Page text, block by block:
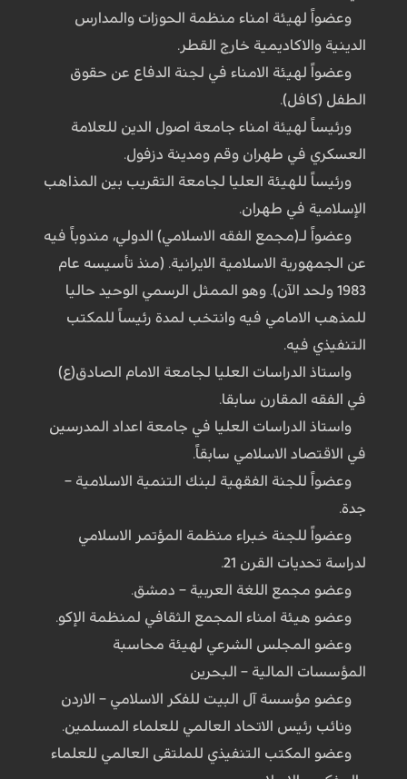
وعضواً لهيئة امناء منظمة الحوزات والمدارس
الدينية والاكاديمية خارج القطر.
وعضواً لهيئة الامناء في لجنة الدفاع عن حقوق
الطفل (كافل).
ورئيساً لهيئة امناء جامعة اصول الدين للعلامة
العسكري في طهران وقم ومدينة دزفول.
ورئيساً للهيئة العليا لجامعة التقريب بين المذاهب
الإسلامية في طهران.
وعضواً لـ(مجمع الفقه الاسلامي) الدولي، مندوباً فيه
عن الجمهورية الاسلامية الايرانية. (منذ تأسيسه عام
1983 ولحد الآن). وهو الممثل الرسمي الوحيد حاليا
للمذهب الامامي فيه وانتخب لمدة رئيساً للمكتب
التنفيذي فيه.
واستاذ الدراسات العليا لجامعة الامام الصادق(ع)
في الفقه المقارن سابقا.
واستاذ الدراسات العليا في جامعة اعداد المدرسين
في الاقتصاد الاسلامي سابقاً.
وعضواً للجنة الفقهية لبنك التنمية الاسلامية –
جدة.
وعضواً للجنة خبراء منظمة المؤتمر الاسلامي
لدراسة تحديات القرن 21.
وعضو مجمع اللغة العربية – دمشق.
وعضو هيئة امناء المجمع الثقافي لمنظمة الإكو.
وعضو المجلس الشرعي لهيئة محاسبة
المؤسسات المالية – البحرين
وعضو مؤسسة آل البيت للفكر الاسلامي – الاردن
ونائب رئيس الاتحاد العالمي للعلماء المسلمين.
وعضو المكتب التنفيذي للملتقى العالمي للعلماء